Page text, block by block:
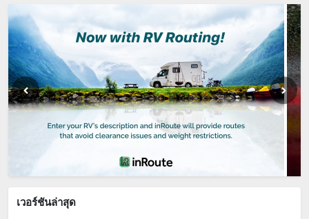
เวอร์ชันล่าสุด